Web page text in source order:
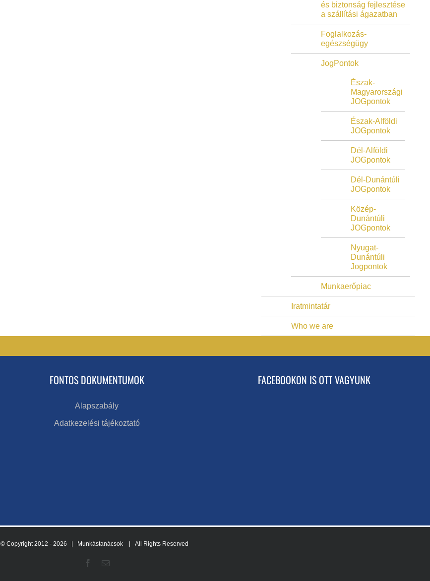
és biztonság fejlesztése
a szállítási ágazatban
Foglalkozás-
egészségügy
JogPontok
Észak-
Magyarországi
JOGpontok
Észak-Alföldi
JOGpontok
Dél-Alföldi
JOGpontok
Dél-Dunántúli
JOGpontok
Közép-
Dunántúli
JOGpontok
Nyugat-
Dunántúli
Jogpontok
Munkaerőpiac
Iratmintatár
Who we are
FONTOS DOKUMENTUMOK
Alapszabály
Adatkezelési tájékoztató
FACEBOOKON IS OTT VAGYUNK
© Copyright 2012 - 2026 | Munkástanácsok | All Rights Reserved
Facebook
Email